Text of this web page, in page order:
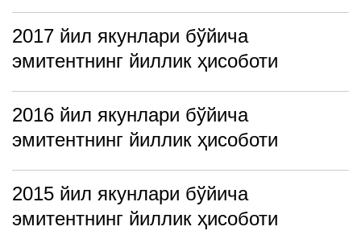
2017 йил якунлари бўйича
эмитентнинг йиллик ҳисоботи
2016 йил якунлари бўйича
эмитентнинг йиллик ҳисоботи
2015 йил якунлари бўйича
эмитентнинг йиллик ҳисоботи